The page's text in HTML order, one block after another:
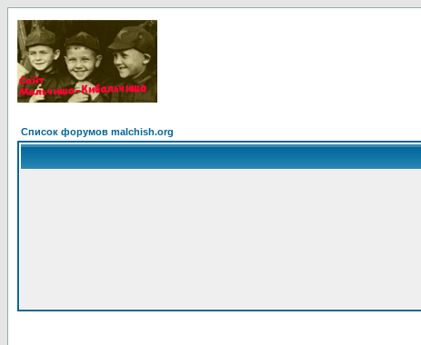
Список форумов malchish.org